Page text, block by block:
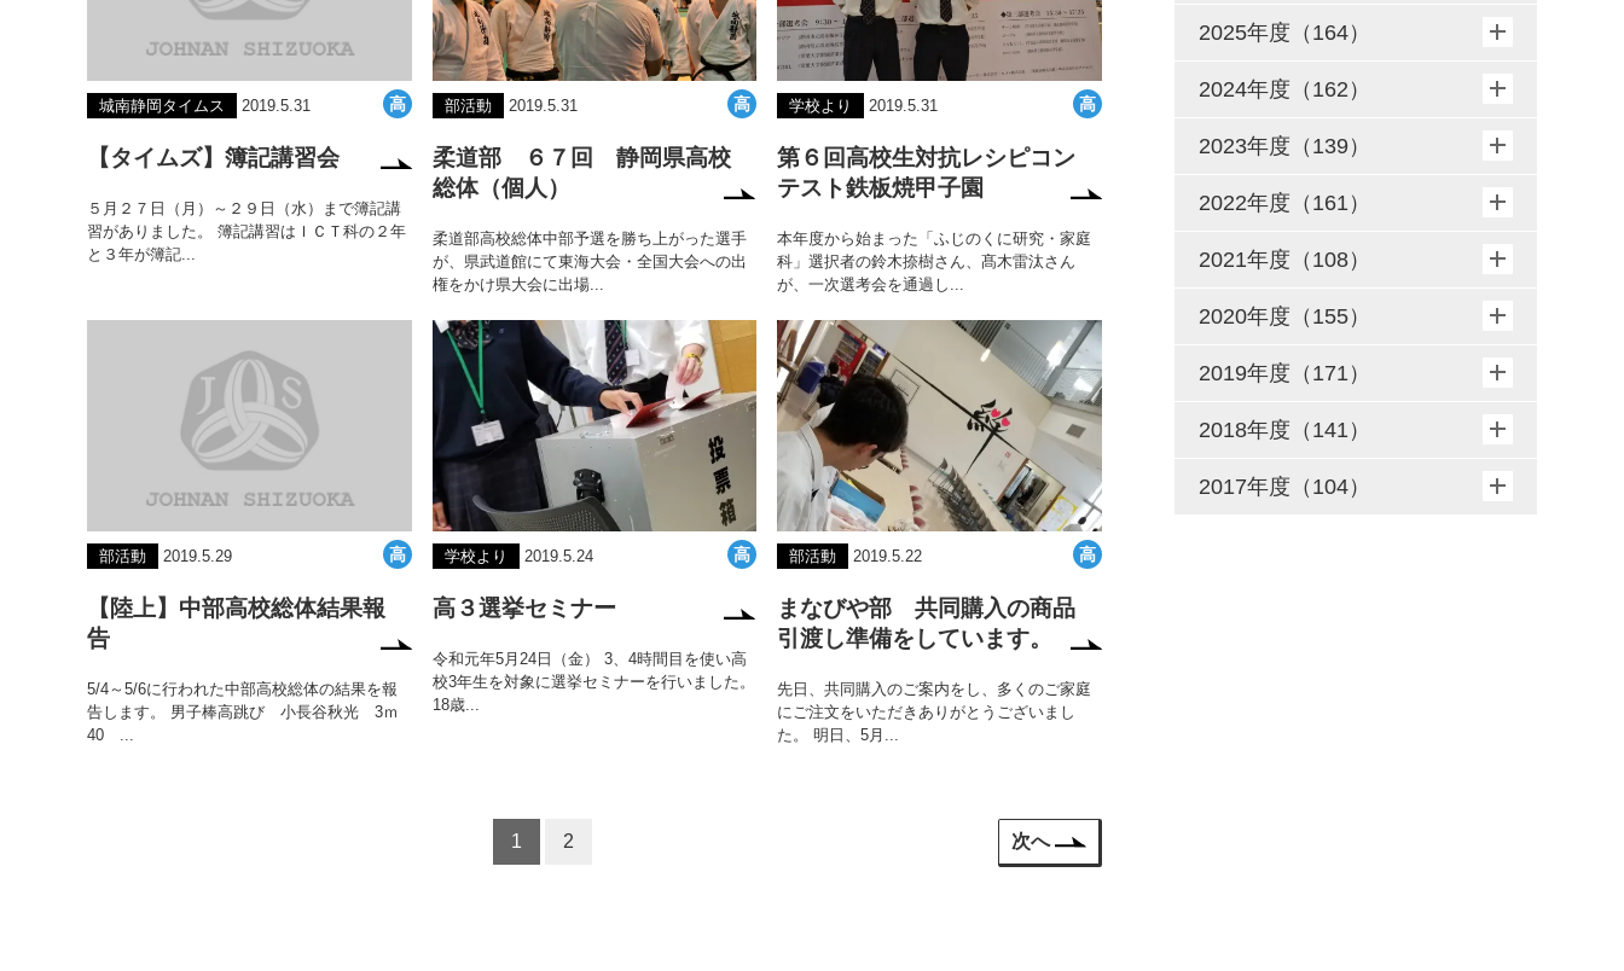
城南静岡タイムス 2019.5.31
【タイムズ】簿記講習会
５月２７日（月）～２９日（水）まで簿記講
習がありました。 簿記講習はＩＣＴ科の２年
と３年が簿記...
部活動 2019.5.31
柔道部 ６７回 静岡県高校
総体（個人）
柔道部高校総体中部予選を勝ち上がった選手
が、県武道館にて東海大会・全国大会への出
権をかけ県大会に出場...
学校より 2019.5.31
第６回高校生対抗レシピコン
テスト鉄板焼甲子園
本年度から始まった「ふじのくに研究・家庭
科」選択者の鈴木捺樹さん、髙木雷汰さん
が、一次選考会を通過し...
部活動 2019.5.29
【陸上】中部高校総体結果報
告
5/4～5/6に行われた中部高校総体の結果を報
告します。 男子棒高跳び 小長谷秋光 3ｍ
40 ...
学校より 2019.5.24
高３選挙セミナー
令和元年5月24日（金） 3、4時間目を使い高
校3年生を対象に選挙セミナーを行いました。
18歳...
部活動 2019.5.22
まなびや部 共同購入の商品
引渡し準備をしています。
先日、共同購入のご案内をし、多くのご家庭
にご注文をいただきありがとうございまし
た。 明日、5月...
1 2 次へ
2025年度（164）
2024年度（162）
2023年度（139）
2022年度（161）
2021年度（108）
2020年度（155）
2019年度（171）
2018年度（141）
2017年度（104）